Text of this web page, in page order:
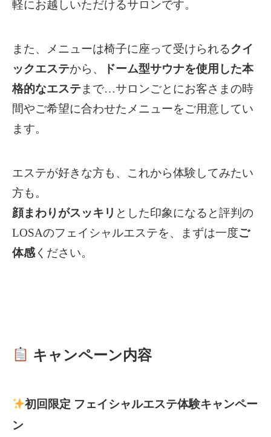
軽にお越しいただけるサロンです。
また、メニューは椅子に座って受けられるクイ
ックエステから、
ドーム型サウナを使用した本
格的なエステまで…サロンごとにお客さまの時
間やご希望に合わせたメニューをご用意してい
ます。
エステが好きな方も、これから体験してみたい
方も。
顔まわりがスッキリ とした印象になると評判の
LOSAのフェイシャルエステを、まずは一度ご
体感 ください。
キャンペーン内容
初回限定 フェイシャルエステ体験キャンペー
ン